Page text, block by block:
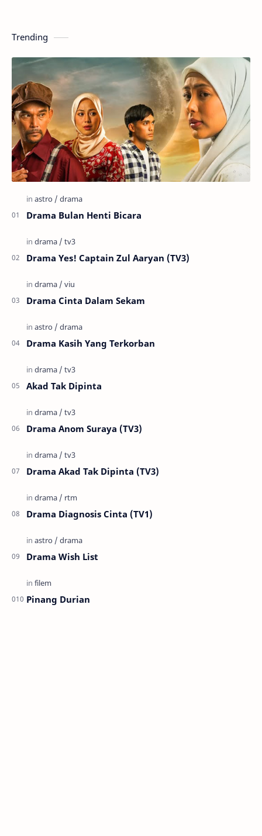
Trending
Drama Bulan Henti Bicara
Drama Yes! Captain Zul Aaryan (TV3)
Drama Cinta Dalam Sekam
Drama Kasih Yang Terkorban
Akad Tak Dipinta
Drama Anom Suraya (TV3)
Drama Akad Tak Dipinta (TV3)
Drama Diagnosis Cinta (TV1)
Drama Wish List
Pinang Durian